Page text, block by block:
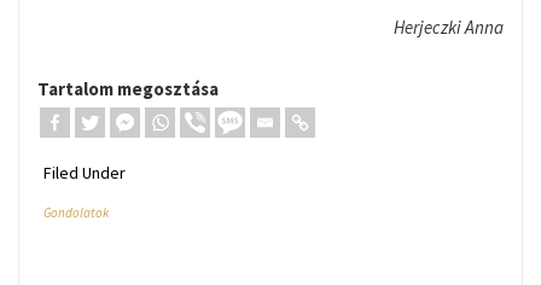
Herjeczki Anna
Tartalom megosztása
Filed Under
Gondolatok